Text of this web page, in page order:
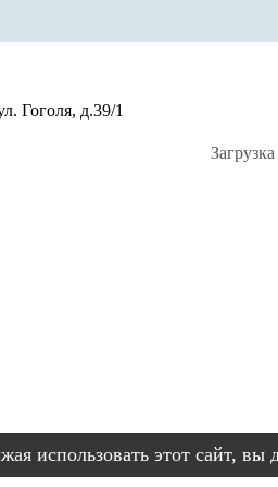
Гоголя, д.39/1
использовать этот сайт, вы